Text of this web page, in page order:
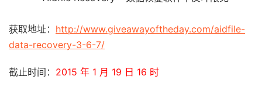
获取地址： http://www.giveawayoftheday.com/aidfile-
data-recovery-3-6-7/
截止时间： 2015 年 1 月 19 日 16 时